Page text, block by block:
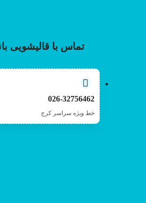
تماس با قالیشویی
026-32756462
خط ویژه سراسر کرج